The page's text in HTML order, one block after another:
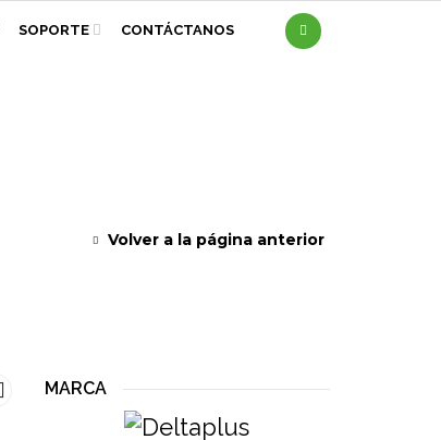
SOPORTE CONTÁCTANOS
Volver a la página anterior
MARCA